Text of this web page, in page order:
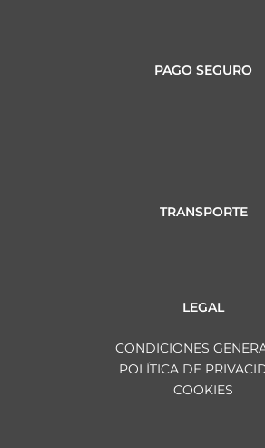
PAGO SEGURO
TRANSPORTE
LEGAL
CONDICIONES
POLÍTICA DE
COOKIES